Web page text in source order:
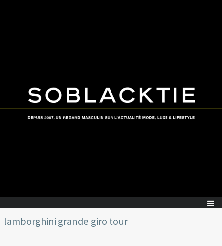
lamborghini grande giro tour